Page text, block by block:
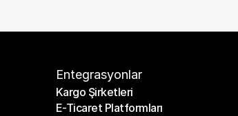
Entegrasyonlar
Kargo Şirketleri
Kargo Şirketleri
E-Ticaret Platformları